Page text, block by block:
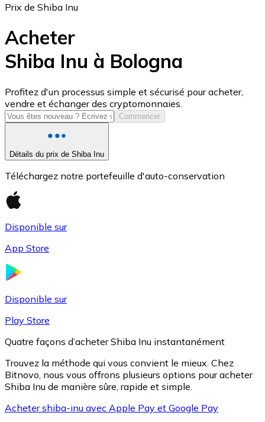
USD Coin
USDC
Prix de Shiba Inu
Acheter
Shiba Inu à Bologna
Profitez d'un processus simple et sécurisé pour acheter,
vendre et échanger des cryptomonnaies.
Commencer
Détails du prix de Shiba Inu
Téléchargez notre portefeuille d'auto-conservation
Disponible sur
App Store
Disponible sur
Play Store
Quatre façons d’acheter Shiba Inu instantanément
Trouvez la méthode qui vous convient le mieux. Chez
Bitnovo, nous vous offrons plusieurs options pour acheter
Shiba Inu de manière sûre, rapide et simple.
Acheter shiba-inu avec Apple Pay et Google Pay